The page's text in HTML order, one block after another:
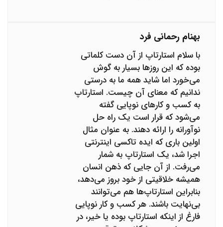
بهنام رحمانی فرد
با سلام استارتاپ از آن دست کلماتی
بوده که این روزها بسیار به گوش
می‌خورد اما شاید همه ما به درستی
ندانیم که معنای آن چیست. استارتاپ
به کسب و کارهای نوپایی گفته
می‌شود که قرار است یک راه حل
نوآورانه را ارائه دهند. به عنوان مثال
اولین باری که ایده تاکسی اینترنتی
اجرا شد، یک استارتاپ به شمار
می‌رفت. از آن جایی که ذهن انسان
همیشه خلاقیتی از خود بروز می‌دهد،
بنابراین استارتاپ‌ها هم می‌توانند
بی‌نهایت باشند. هر کسب و کار نوپایی
فارغ از اینکه استارتاپ بوده یا خیر، در